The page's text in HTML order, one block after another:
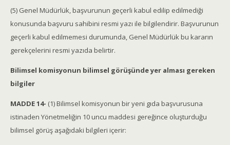
(5) Genel Müdürlük, başvurunun geçerli kabul edilip edilmediği
konusunda başvuru sahibini resmi yazı ile bilgilendirir. Başvurunun
geçerli kabul edilmemesi durumunda, Genel Müdürlük bu kararın
gerekçelerini resmi yazıda belirtir.
Bilimsel komisyonun bilimsel görüşünde yer alması gereken
bilgiler
MADDE 14- (1) Bilimsel komisyonun bir yeni gıda başvurusuna
istinaden Yönetmeliğin 10 uncu maddesi gereğince oluşturduğu
bilimsel görüş aşağıdaki bilgileri içerir: